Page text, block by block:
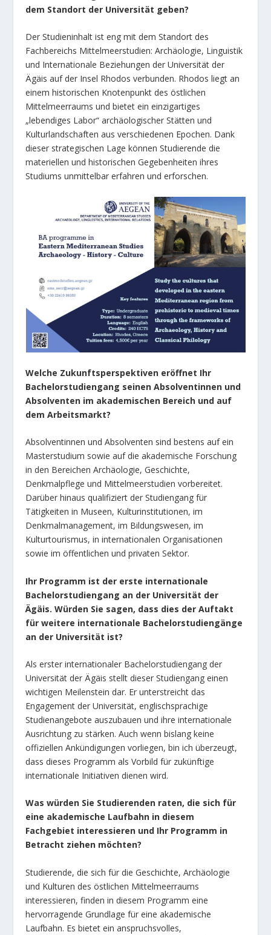
dem Standort der Universität geben?
Der Studieninhalt ist eng mit dem Standort des
Fachbereichs Mittelmeerstudien: Archäologie, Linguistik
und Internationale Beziehungen der Universität der
Ägäis auf der Insel Rhodos verbunden. Rhodos liegt an
einem historischen Knotenpunkt des östlichen
Mittelmeerraums und bietet ein einzigartiges
„lebendiges Labor“ archäologischer Stätten und
Kulturlandschaften aus verschiedenen Epochen. Dank
dieser strategischen Lage können Studierende die
materiellen und historischen Gegebenheiten ihres
Studiums unmittelbar erfahren und erforschen.
Welche Zukunftsperspektiven eröffnet Ihr
Bachelorstudiengang seinen Absolventinnen und
Absolventen im akademischen Bereich und auf
dem Arbeitsmarkt?
Absolventinnen und Absolventen sind bestens auf ein
Masterstudium sowie auf die akademische Forschung
in den Bereichen Archäologie, Geschichte,
Denkmalpflege und Mittelmeerstudien vorbereitet.
Darüber hinaus qualifiziert der Studiengang für
Tätigkeiten in Museen, Kulturinstitutionen, im
Denkmalmanagement, im Bildungswesen, im
Kulturtourismus, in internationalen Organisationen
sowie im öffentlichen und privaten Sektor.
Ihr Programm ist der erste internationale
Bachelorstudiengang an der Universität der
Ägäis. Würden Sie sagen, dass dies der Auftakt
für weitere internationale Bachelorstudiengänge
an der Universität ist?
Als erster internationaler Bachelorstudiengang der
Universität der Ägäis stellt dieser Studiengang einen
wichtigen Meilenstein dar. Er unterstreicht das
Engagement der Universität, englischsprachige
Studienangebote auszubauen und ihre internationale
Ausrichtung zu stärken. Auch wenn bislang keine
offiziellen Ankündigungen vorliegen, bin ich überzeugt,
dass dieses Programm als Vorbild für zukünftige
internationale Initiativen dienen wird.
Was würden Sie Studierenden raten, die sich für
eine akademische Laufbahn in diesem
Fachgebiet interessieren und Ihr Programm in
Betracht ziehen möchten?
Studierende, die sich für die Geschichte, Archäologie
und Kulturen des östlichen Mittelmeerraums
interessieren, finden in diesem Programm eine
hervorragende Grundlage für eine akademische
Laufbahn. Es bietet ein anspruchsvolles,